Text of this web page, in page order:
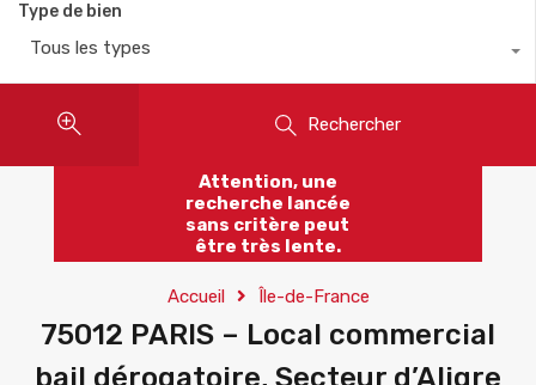
Type de bien
Tous les types
Rechercher
Attention, une
recherche lancée
sans critère peut
être très lente.
Accueil Île-de-France
75012 PARIS – Local commercial
bail dérogatoire, Secteur d’Aligre